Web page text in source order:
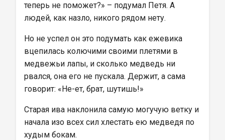
теперь не поможет?» – подумал Петя. А
людей, как назло, никого рядом нету.
Но не успел он это подумать как ежевика
вцепилась колючими своими плетями в
медвежьи лапы, и сколько медведь ни
рвался, она его не пускала. Держит, а сама
говорит: «Не-ет, брат, шутишь!»
Старая ива наклонила самую могучую ветку и
начала изо всех сил хлестать ею медведя по
худым бокам.